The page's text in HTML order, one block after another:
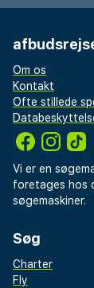
Om os
Kontakt
Ofte stillede
Vi er en
foretages hos
søgemaskiner.
Søg
Charter
Fly